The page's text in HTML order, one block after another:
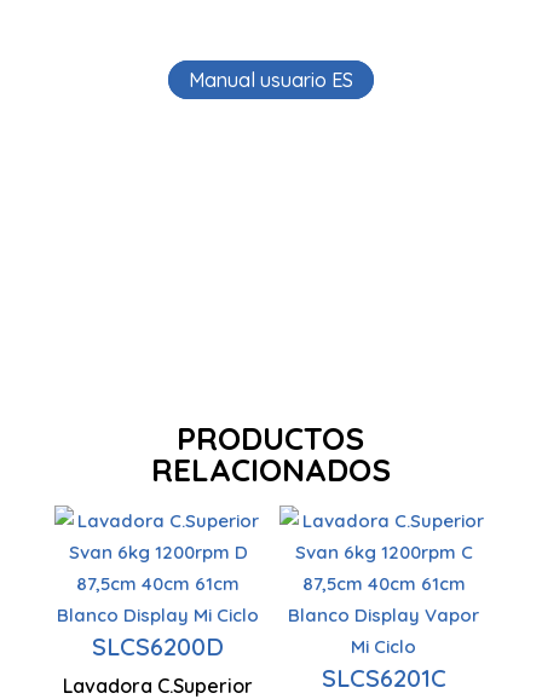
Manual usuario ES
PRODUCTOS
RELACIONADOS
SLCS6200D
Lavadora C.Superior
Capacidad
carga 6 kg
Centrifugado
1200 rpm
Limpieza
Interior
SLCS6201C
Capacidad
carga 6 kg
Centrifugado